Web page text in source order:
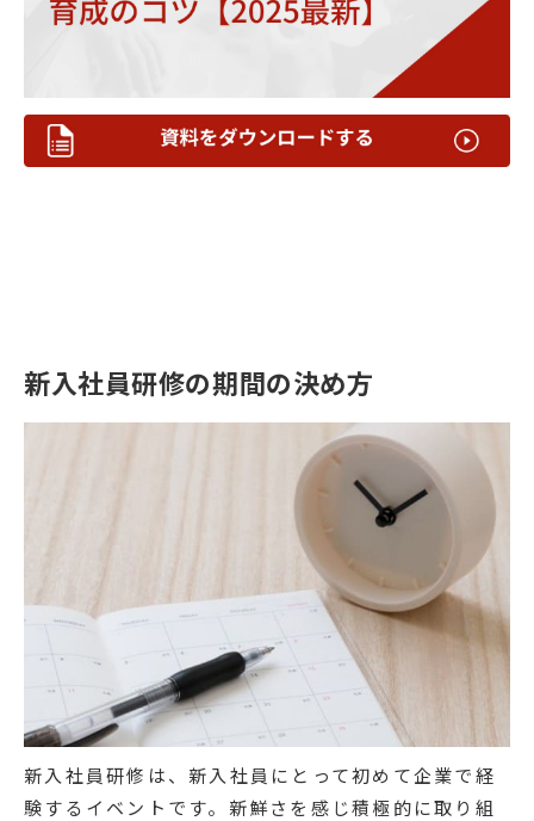
新入社員研修の期間の決め方
新入社員研修は、新入社員にとって初めて企業で経
験するイベントです。新鮮さを感じ積極的に取り組